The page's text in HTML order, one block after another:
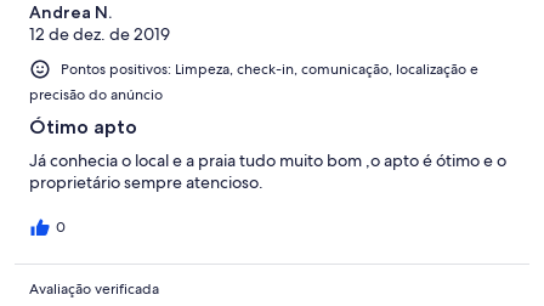
Andrea N.
12 de dez. de 2019
Pontos positivos: Limpeza, check-in, comunicação, localização e
precisão do anúncio
Ótimo apto
Já conhecia o local e a praia tudo muito bom ,o apto é ótimo e o
proprietário sempre atencioso.
0
Avaliação verificada